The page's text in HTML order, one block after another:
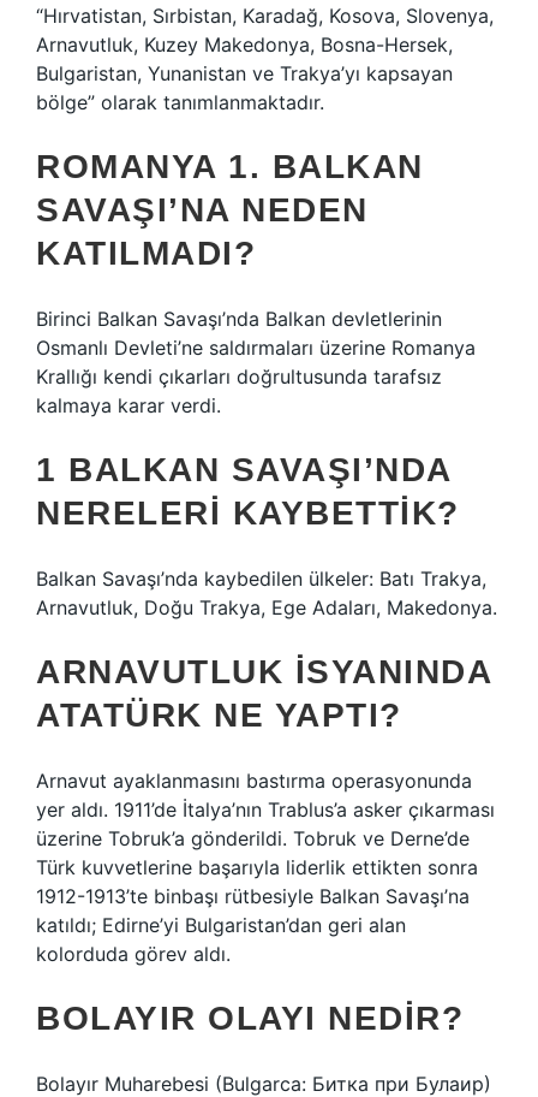
“Hırvatistan, Sırbistan, Karadağ, Kosova, Slovenya,
Arnavutluk, Kuzey Makedonya, Bosna-Hersek,
Bulgaristan, Yunanistan ve Trakya’yı kapsayan
bölge” olarak tanımlanmaktadır.
ROMANYA 1. BALKAN
SAVAŞI’NA NEDEN
KATILMADI?
Birinci Balkan Savaşı’nda Balkan devletlerinin
Osmanlı Devleti’ne saldırmaları üzerine Romanya
Krallığı kendi çıkarları doğrultusunda tarafsız
kalmaya karar verdi.
1 BALKAN SAVAŞI’NDA
NERELERI KAYBETTIK?
Balkan Savaşı’nda kaybedilen ülkeler: Batı Trakya,
Arnavutluk, Doğu Trakya, Ege Adaları, Makedonya.
ARNAVUTLUK ISYANINDA
ATATÜRK NE YAPTI?
Arnavut ayaklanmasını bastırma operasyonunda
yer aldı. 1911’de İtalya’nın Trablus’a asker çıkarması
üzerine Tobruk’a gönderildi. Tobruk ve Derne’de
Türk kuvvetlerine başarıyla liderlik ettikten sonra
1912-1913’te binbaşı rütbesiyle Balkan Savaşı’na
katıldı; Edirne’yi Bulgaristan’dan geri alan
kolorduda görev aldı.
BOLAYIR OLAYI NEDIR?
Bolayır Muharebesi (Bulgarca: Битка при Булаир)